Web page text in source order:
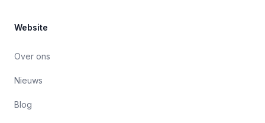
Website
Over ons
Nieuws
Blog